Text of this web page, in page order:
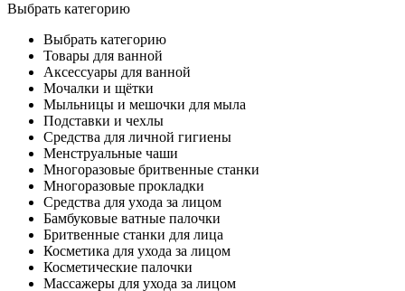
Выбрать категорию
Выбрать категорию
Товары для ванной
Аксессуары для ванной
Мочалки и щётки
Мыльницы и мешочки для мыла
Подставки и чехлы
Средства для личной гигиены
Менструальные чаши
Многоразовые бритвенные станки
Многоразовые прокладки
Средства для ухода за лицом
Бамбуковые ватные палочки
Бритвенные станки для лица
Косметика для ухода за лицом
Косметические палочки
Массажеры для ухода за лицом